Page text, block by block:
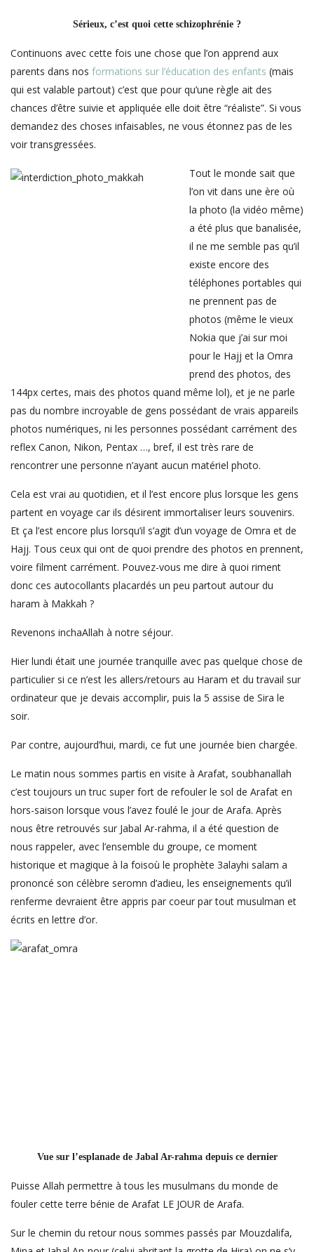
Sérieux, c’est quoi cette schizophrénie ?
Continuons avec cette fois une chose que l’on apprend aux
parents dans nos formations sur l’éducation des enfants (mais
qui est valable partout) c’est que pour qu’une règle ait des
chances d’être suivie et appliquée elle doit être “réaliste”. Si vous
demandez des choses infaisables, ne vous étonnez pas de les
voir transgressées.
Tout le monde sait que
l’on vit dans une ère où
la photo (la vidéo même)
a été plus que banalisée,
il ne me semble pas qu’il
existe encore des
téléphones portables qui
ne prennent pas de
photos (même le vieux
Nokia que j’ai sur moi
pour le Hajj et la Omra
prend des photos, des
144px certes, mais des photos quand même lol), et je ne parle
pas du nombre incroyable de gens possédant de vrais appareils
photos numériques, ni les personnes possédant carrément des
reflex Canon, Nikon, Pentax …, bref, il est très rare de
rencontrer une personne n’ayant aucun matériel photo.
Cela est vrai au quotidien, et il l’est encore plus lorsque les gens
partent en voyage car ils désirent immortaliser leurs souvenirs.
Et ça l’est encore plus lorsqu’il s’agit d’un voyage de Omra et de
Hajj. Tous ceux qui ont de quoi prendre des photos en prennent,
voire filment carrément. Pouvez-vous me dire à quoi riment
donc ces autocollants placardés un peu partout autour du
haram à Makkah ?
Revenons inchaAllah à notre séjour.
Hier lundi était une journée tranquille avec pas quelque chose de
particulier si ce n’est les allers/retours au Haram et du travail sur
ordinateur que je devais accomplir, puis la 5 assise de Sira le
soir.
Par contre, aujourd’hui, mardi, ce fut une journée bien chargée.
Le matin nous sommes partis en visite à Arafat, soubhanallah
c’est toujours un truc super fort de refouler le sol de Arafat en
hors-saison lorsque vous l’avez foulé le jour de Arafa. Après
nous être retrouvés sur Jabal Ar-rahma, il a été question de
nous rappeler, avec l’ensemble du groupe, ce moment
historique et magique à la foisoù le prophète 3alayhi salam a
prononcé son célèbre seromn d’adieu, les enseignements qu’il
renferme devraient être appris par coeur par tout musulman et
écrits en lettre d’or.
Vue sur l’esplanade de Jabal Ar-rahma depuis ce dernier
Puisse Allah permettre à tous les musulmans du monde de
fouler cette terre bénie de Arafat LE JOUR de Arafa.
Sur le chemin du retour nous sommes passés par Mouzdalifa,